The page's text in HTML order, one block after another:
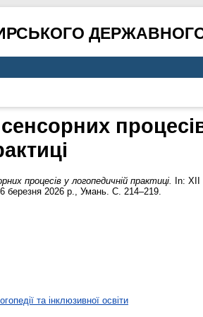
процесів у логопедичній практиці.
In: XII
березня 2026 р., Умань. С. 214–219.
та інклюзивної освіти